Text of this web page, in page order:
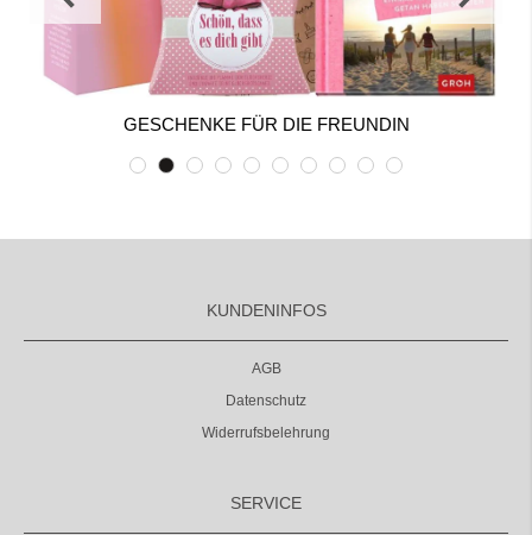
GESCHENKE FÜR DIE FREUNDIN
KUNDENINFOS
AGB
Datenschutz
Widerrufsbelehrung
SERVICE